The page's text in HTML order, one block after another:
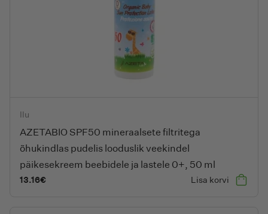
Ilu
AZETABIO SPF50 mineraalsete filtritega
õhukindlas pudelis looduslik veekindel
päikesekreem beebidele ja lastele 0+, 50 ml
13.16€ Lisa korvi